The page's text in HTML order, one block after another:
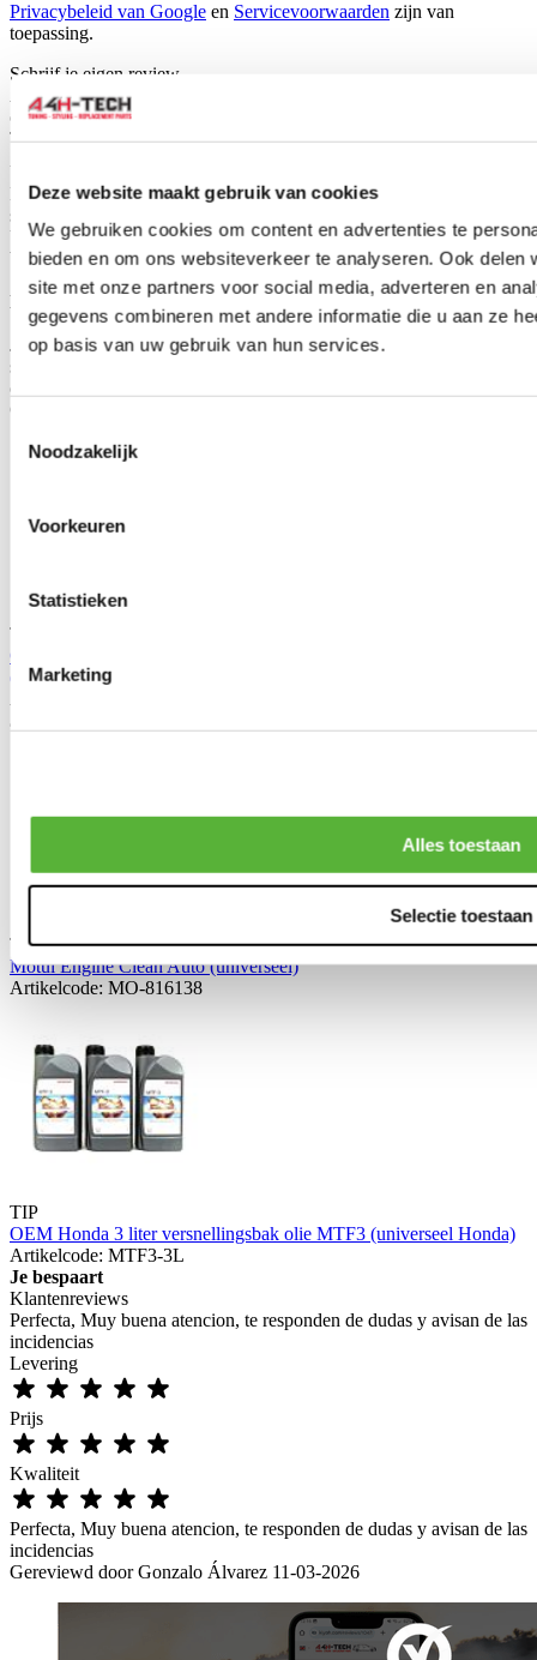
Deze website maakt gebruik van cookies
We gebruiken cookies om content en advertenties te
bieden en om ons websiteverkeer te analyseren. Ook
site met onze partners voor social media, adverteren en
gegevens combineren met andere informatie die u aan ze
op basis van uw gebruik van hun services.
Noodzakelijk
Voorkeuren
Statistieken
Marketing
Alles toestaan
Selectie toestaan
Privacybeleid van Google en Servicevoorwaarden zijn van
toepassing.
Schrijf je eigen review
Alleen geregistreerde gebruikers kunnen reviews schrijven.
ofmaak een account aan
Toepasbaar op:
Universeel
Dit product is universeel toepasbaar. Dit betekent dat het niet
specifiek voor een bepaald automerk of model is ontworpen.
Universele producten hebben vaak een slim ontwerp waardoor ze
breed inzetbaar zijn.
Hoe weet je of dit product geschikt is voor jouw auto?
Je schaft dit product aan op basis van eigen inzicht. Door de
specificaties, afbeelding of titel van het product te raadplegen, kun je
controleren of het geschikt is voor jouw auto.
Gerelateerde producten
TIP
COMBO Package Onderhoud Motul olie+Hamp Filter+H-gear plug
(universeel)
Je bespaart
TIP
Motul Engine Clean Auto (universeel)
Artikelcode: MO-816138
TIP
OEM Honda 3 liter versnellingsbak olie MTF3 (universeel Honda)
Artikelcode: MTF3-3L
Je bespaart
Klantenreviews
Perfecta, Muy buena atencion, te responden de dudas y avisan de las
incidencias
Levering
Prijs
Kwaliteit
Perfecta, Muy buena atencion, te responden de dudas y avisan de las
incidencias
Gereviewd door Gonzalo Álvarez 11-03-2026